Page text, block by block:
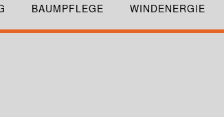
BAUMPFLEGE WINDENERGIE